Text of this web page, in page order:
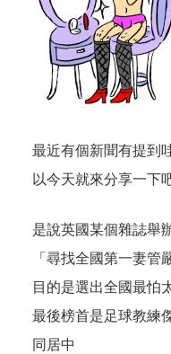
最近有個新聞有提到
以今天就來分享一下吧
是說英國某個雜誌舉
「尋找全國第一妻管
目的是選出全國最怕
最後榜首是足球教練
同居中